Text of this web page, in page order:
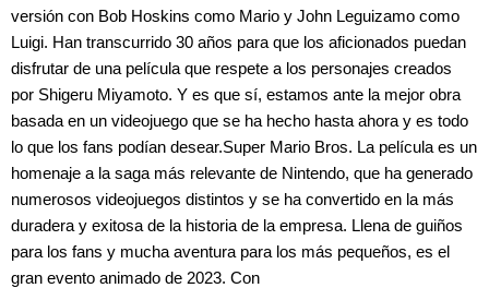
versión con Bob Hoskins como Mario y John Leguizamo como
Luigi. Han transcurrido 30 años para que los aficionados puedan
disfrutar de una película que respete a los personajes creados
por Shigeru Miyamoto. Y es que sí, estamos ante la mejor obra
basada en un videojuego que se ha hecho hasta ahora y es todo
lo que los fans podían desear.Super Mario Bros. La película es un
homenaje a la saga más relevante de Nintendo, que ha generado
numerosos videojuegos distintos y se ha convertido en la más
duradera y exitosa de la historia de la empresa. Llena de guiños
para los fans y mucha aventura para los más pequeños, es el
gran evento animado de 2023. Con